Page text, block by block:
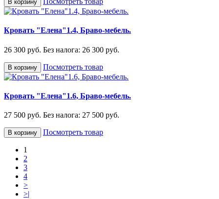
В корзину
Кровать "Елена"1.4, Браво-мебель.
26 300 руб. Без налога: 26 300 руб.
В корзину Посмотреть товар
Кровать "Елена"1.6, Браво-мебель.
27 500 руб. Без налога: 27 500 руб.
В корзину Посмотреть товар
1
2
3
4
>
>|